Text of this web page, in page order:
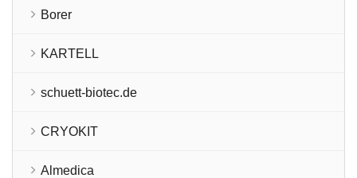
Borer
KARTELL
schuett-biotec.de
CRYOKIT
Almedica